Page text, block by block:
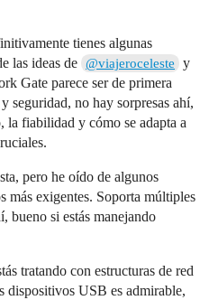
tienes algunas
las ideas de @viajeroceleste y
Gate parece ser de primera
seguridad, no hay sorpresas ahí,
la fiabilidad y cómo se adapta a
pero he oído de algunos
más exigentes. Soporta múltiples
bueno si estás manejando
tratando con estructuras de red
dispositivos USB es admirable,